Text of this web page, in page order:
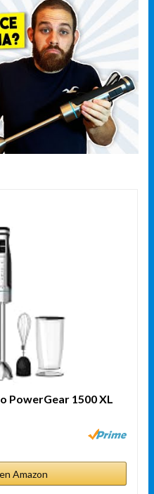
PowerGear 1500 XL
Amazon